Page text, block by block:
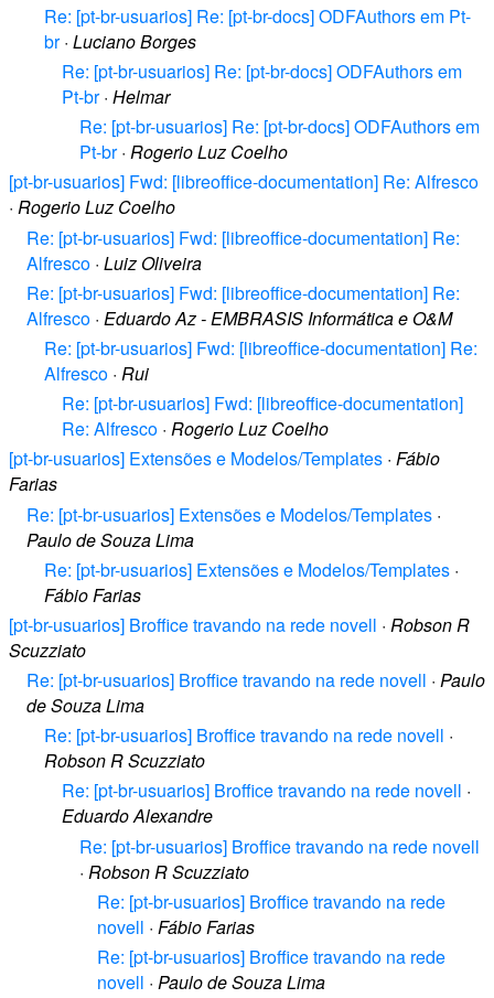
Re: [pt-br-usuarios] Re: [pt-br-docs] ODFAuthors em Pt-
br· Luciano Borges
Re: [pt-br-usuarios] Re: [pt-br-docs] ODFAuthors em
Pt-br· Helmar
Re: [pt-br-usuarios] Re: [pt-br-docs] ODFAuthors em
Pt-br· Rogerio Luz Coelho
[pt-br-usuarios] Fwd: [libreoffice-documentation] Re: Alfresco
· Rogerio Luz Coelho
Re: [pt-br-usuarios] Fwd: [libreoffice-documentation] Re:
Alfresco · Luiz Oliveira
Re: [pt-br-usuarios] Fwd: [libreoffice-documentation] Re:
Alfresco · Eduardo Az - EMBRASIS Informática e O&M
Re: [pt-br-usuarios] Fwd: [libreoffice-documentation] Re:
Alfresco · Rui
Re: [pt-br-usuarios] Fwd: [libreoffice-documentation]
Re: Alfresco · Rogerio Luz Coelho
[pt-br-usuarios] Extensões e Modelos/Templates · Fábio
Farias
Re: [pt-br-usuarios] Extensões e Modelos/Templates ·
Paulo de Souza Lima
Re: [pt-br-usuarios] Extensões e Modelos/Templates ·
Fábio Farias
[pt-br-usuarios] Broffice travando na rede novell · Robson R
Scuzziato
Re: [pt-br-usuarios] Broffice travando na rede novell · Paulo
de Souza Lima
Re: [pt-br-usuarios] Broffice travando na rede novell ·
Robson R Scuzziato
Re: [pt-br-usuarios] Broffice travando na rede novell ·
Eduardo Alexandre
Re: [pt-br-usuarios] Broffice travando na rede novell
· Robson R Scuzziato
Re: [pt-br-usuarios] Broffice travando na rede
novell · Fábio Farias
Re: [pt-br-usuarios] Broffice travando na rede
novell · Paulo de Souza Lima